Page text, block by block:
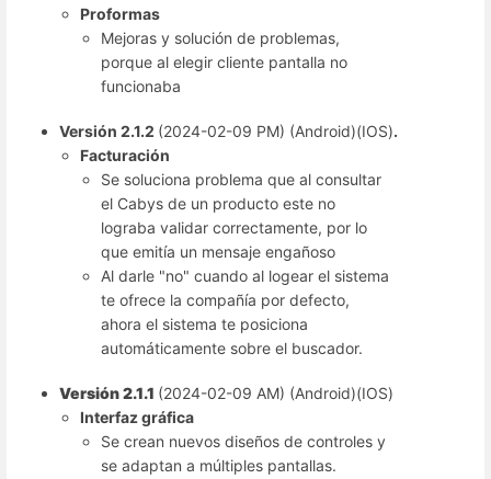
Proformas
Mejoras y solución de problemas,
porque al elegir cliente pantalla no
funcionaba
Versión 2.1.2 (2024-02-09 PM) (Android)(IOS).
Facturación
Se soluciona problema que al consultar
el Cabys de un producto este no
lograba validar correctamente, por lo
que emitía un mensaje engañoso
Al darle "no" cuando al logear el sistema
te ofrece la compañía por defecto,
ahora el sistema te posiciona
automáticamente sobre el buscador.
Versión 2.1.1 (2024-02-09 AM) (Android)(IOS)
Interfaz gráfica
Se crean nuevos diseños de controles y
se adaptan a múltiples pantallas.